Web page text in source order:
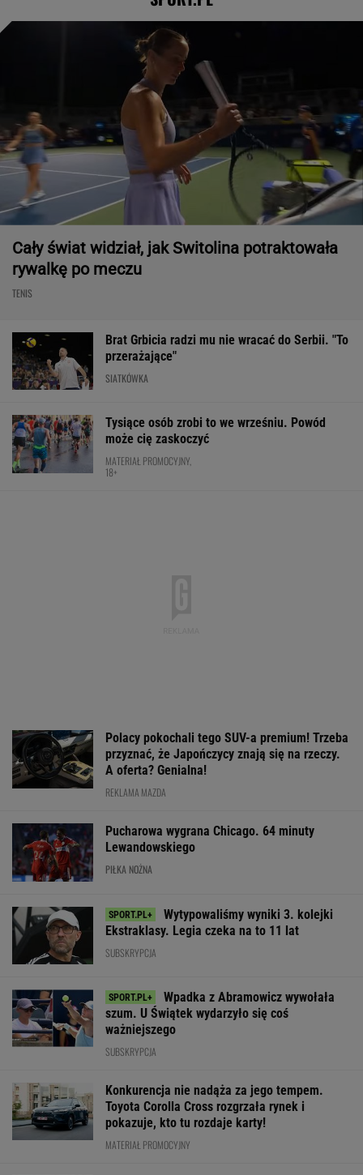
Cały świat widział, jak Switolina potraktowała
rywalkę po meczu
TENIS
Brat Grbicia radzi mu nie wracać do Serbii. "To
przerażające"
SIATKÓWKA
Tysiące osób zrobi to we wrześniu. Powód
może cię zaskoczyć
MATERIAŁ PROMOCYJNY,
18+
Polacy pokochali tego SUV-a premium! Trzeba
przyznać, że Japończycy znają się na rzeczy.
A oferta? Genialna!
REKLAMA MAZDA
Pucharowa wygrana Chicago. 64 minuty
Lewandowskiego
PIŁKA NOŻNA
Wytypowaliśmy wyniki 3. kolejki
Ekstraklasy. Legia czeka na to 11 lat
SUBSKRYPCJA
Wpadka z Abramowicz wywołała
szum. U Świątek wydarzyło się coś
ważniejszego
SUBSKRYPCJA
Konkurencja nie nadąża za jego tempem.
Toyota Corolla Cross rozgrzała rynek i
pokazuje, kto tu rozdaje karty!
MATERIAŁ PROMOCYJNY